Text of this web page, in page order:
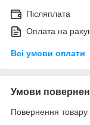
Післяплата
Оплата на
Всі умови оплати
Умови
Повернення товару